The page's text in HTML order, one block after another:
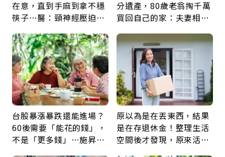
在意，直到手麻到拿不穩
筷子…醫：頸神經壓迫上
鍵
分遺產，80歲老翁掏千萬
買回自己的家：夫妻相守
台股暴漲暴跌還能進場？
60後需要「能花的錢」，
不是「更多錢」…施昇
原以為是在丟東西，結果
是在存退休金！整理生活
空間後才發現，原來活得